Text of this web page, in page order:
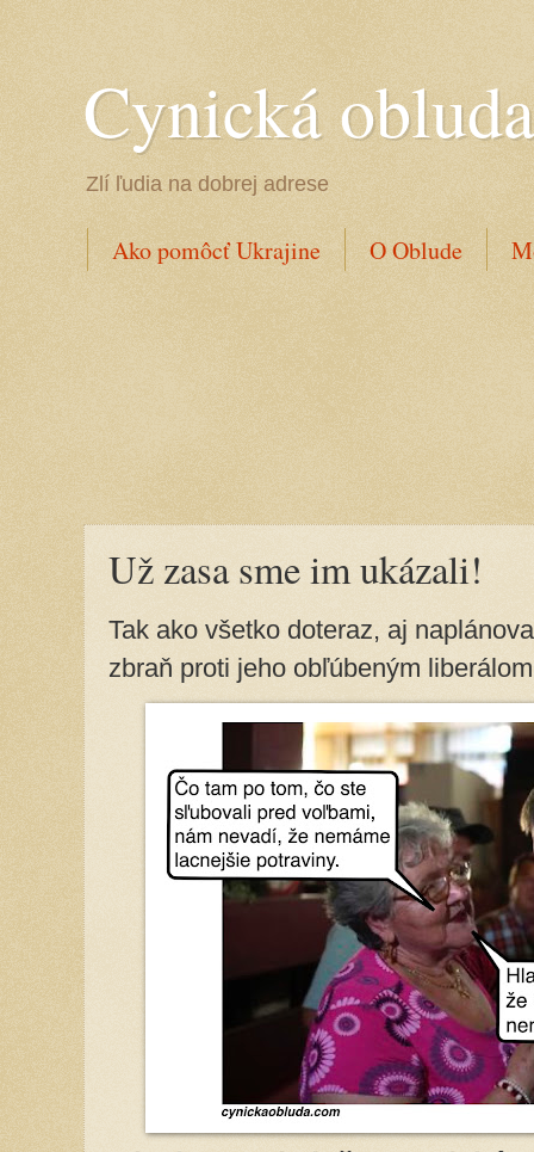
Cynická obluda
Zlí ľudia na dobrej adrese
Ako pomôcť Ukrajine O Oblude
Už zasa sme im ukázali!
Tak ako všetko doteraz, aj
zbraň proti jeho obľúbeným